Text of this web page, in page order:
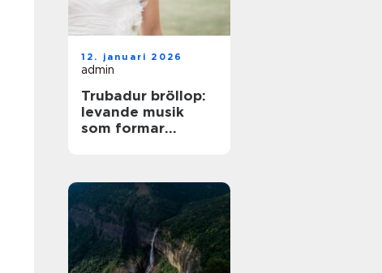
12. januari 2026
admin
Trubadur bröllop:
levande musik
som formar